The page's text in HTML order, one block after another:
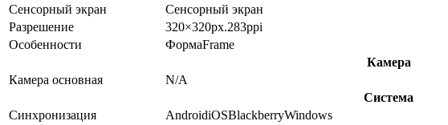
Сенсорный экран
Сенсорный экран
Разрешение
320×320px.283ppi
Особенности
ФормаFrame
Камера
Камера основная
N/A
Система
Синхронизация
AndroidiOSBlackberryWindows